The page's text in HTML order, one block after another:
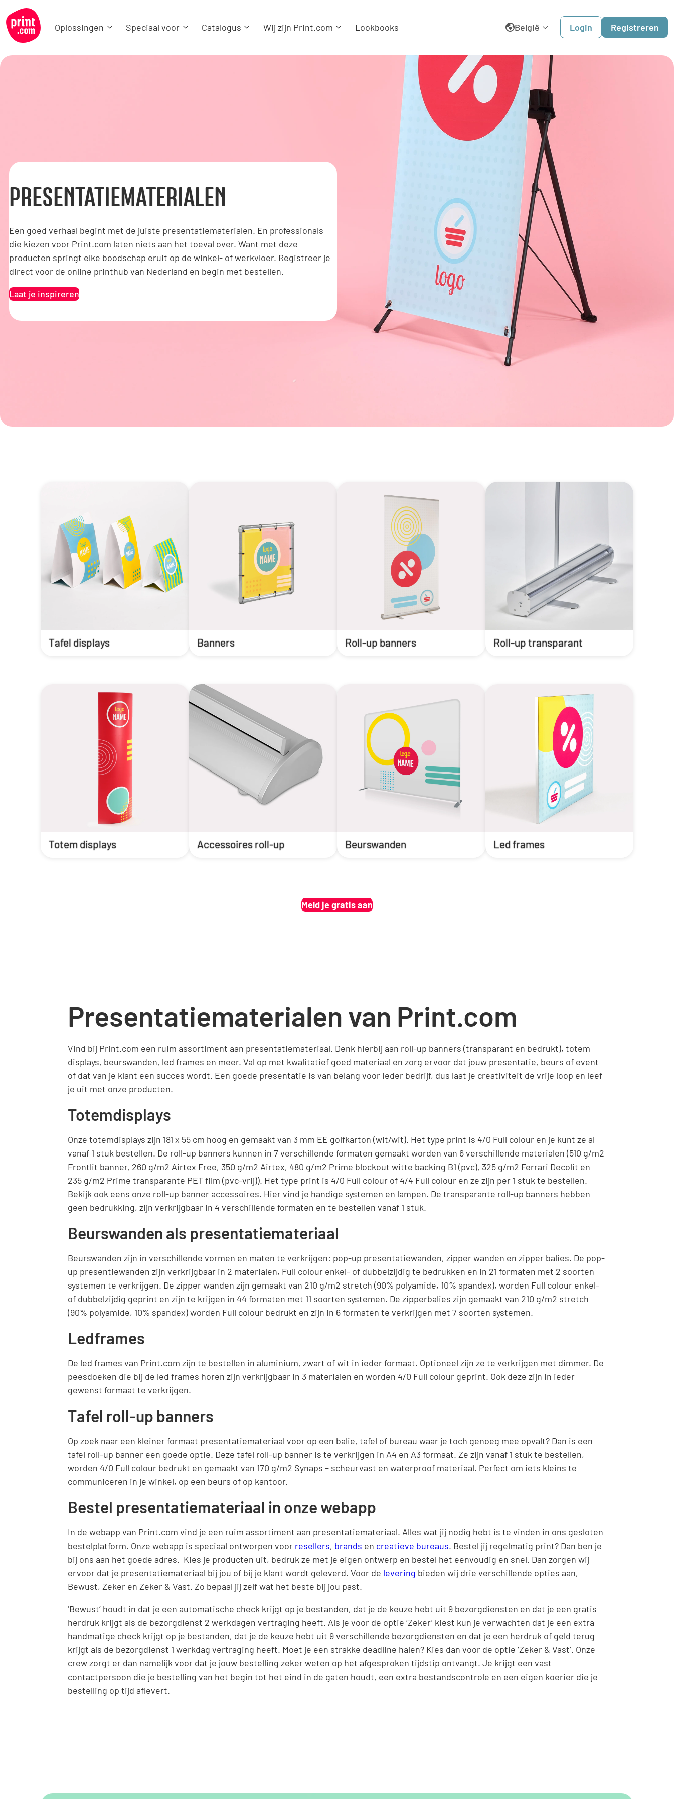
Oplossingen Speciaal voor Catalogus Wij zijn Print.com Lookbooks België
English
Belgique
Dansk
Deutschland
España
France
Italia
Nederland
Österreich
Login Registreren
PRESENTATIEMATERIALEN
Een goed verhaal begint met de juiste presentatiematerialen. En professionals
die kiezen voor Print.com laten niets aan het toeval over. Want met deze
producten springt elke boodschap eruit op de winkel- of werkvloer. Registreer je
direct voor de online printhub van Nederland en begin met bestellen.
Laat je inspireren
Tafel displays Banners Roll-up banners Roll-up transparant
Totem displays Accessoires roll-up Beurswanden Led frames
Meld je gratis aan
Presentatiematerialen van Print.com
Vind bij Print.com een ruim assortiment aan presentatiemateriaal. Denk hierbij aan roll-up banners (transparant en bedrukt), totem
displays, beurswanden, led frames en meer. Val op met kwalitatief goed materiaal en zorg ervoor dat jouw presentatie, beurs of event
of dat van je klant een succes wordt. Een goede presentatie is van belang voor ieder bedrijf, dus laat je creativiteit de vrije loop en leef
je uit met onze producten.
Totemdisplays
Onze totemdisplays zijn 181 x 55 cm hoog en gemaakt van 3 mm EE golfkarton (wit/wit). Het type print is 4/0 Full colour en je kunt ze al
vanaf 1 stuk bestellen. De roll-up banners kunnen in 7 verschillende formaten gemaakt worden van 6 verschillende materialen (510 g/m2
Frontlit banner, 260 g/m2 Airtex Free, 350 g/m2 Airtex, 480 g/m2 Prime blockout witte backing B1 (pvc), 325 g/m2 Ferrari Decolit en
235 g/m2 Prime transparante PET film (pvc-vrij)). Het type print is 4/0 Full colour of 4/4 Full colour en ze zijn per 1 stuk te bestellen.
Bekijk ook eens onze roll-up banner accessoires. Hier vind je handige systemen en lampen. De transparante roll-up banners hebben
geen bedrukking, zijn verkrijgbaar in 4 verschillende formaten en te bestellen vanaf 1 stuk.
Beurswanden als presentatiemateriaal
Beurswanden zijn in verschillende vormen en maten te verkrijgen: pop-up presentatiewanden, zipper wanden en zipper balies. De pop-
up presentiewanden zijn verkrijgbaar in 2 materialen, Full colour enkel- of dubbelzijdig te bedrukken en in 21 formaten met 2 soorten
systemen te verkrijgen. De zipper wanden zijn gemaakt van 210 g/m2 stretch (90% polyamide, 10% spandex), worden Full colour enkel-
of dubbelzijdig geprint en zijn te krijgen in 44 formaten met 11 soorten systemen. De zipperbalies zijn gemaakt van 210 g/m2 stretch
(90% polyamide, 10% spandex) worden Full colour bedrukt en zijn in 6 formaten te verkrijgen met 7 soorten systemen.
Ledframes
De led frames van Print.com zijn te bestellen in aluminium, zwart of wit in ieder formaat. Optioneel zijn ze te verkrijgen met dimmer. De
peesdoeken die bij de led frames horen zijn verkrijgbaar in 3 materialen en worden 4/0 Full colour geprint. Ook deze zijn in ieder
gewenst formaat te verkrijgen.
Tafel roll-up banners
Op zoek naar een kleiner formaat presentatiemateriaal voor op een balie, tafel of bureau waar je toch genoeg mee opvalt? Dan is een
tafel roll-up banner een goede optie. Deze tafel roll-up banner is te verkrijgen in A4 en A3 formaat. Ze zijn vanaf 1 stuk te bestellen,
worden 4/0 Full colour bedrukt en gemaakt van 170 g/m2 Synaps – scheurvast en waterproof materiaal. Perfect om iets kleins te
communiceren in je winkel, op een beurs of op kantoor.
Bestel presentatiemateriaal in onze webapp
In de webapp van Print.com vind je een ruim assortiment aan presentatiemateriaal. Alles wat jij nodig hebt is te vinden in ons gesloten
bestelplatform. Onze webapp is speciaal ontworpen voor resellers, brands en creatieve bureaus. Bestel jij regelmatig print? Dan ben je
bij ons aan het goede adres. Kies je producten uit, bedruk ze met je eigen ontwerp en bestel het eenvoudig en snel. Dan zorgen wij
ervoor dat je presentatiemateriaal bij jou of bij je klant wordt geleverd. Voor de levering bieden wij drie verschillende opties aan,
Bewust, Zeker en Zeker & Vast. Zo bepaal jij zelf wat het beste bij jou past.
‘Bewust’ houdt in dat je een automatische check krijgt op je bestanden, dat je de keuze hebt uit 9 bezorgdiensten en dat je een gratis
herdruk krijgt als de bezorgdienst 2 werkdagen vertraging heeft. Als je voor de optie ‘Zeker’ kiest kun je verwachten dat je een extra
handmatige check krijgt op je bestanden, dat je de keuze hebt uit 9 verschillende bezorgdiensten en dat je een herdruk of geld terug
krijgt als de bezorgdienst 1 werkdag vertraging heeft. Moet je een strakke deadline halen? Kies dan voor de optie ‘Zeker & Vast’. Onze
crew zorgt er dan namelijk voor dat je jouw bestelling zeker weten op het afgesproken tijdstip ontvangt. Je krijgt een vast
contactpersoon die je bestelling van het begin tot het eind in de gaten houdt, een extra bestandscontrole en een eigen koerier die je
bestelling op tijd aflevert.